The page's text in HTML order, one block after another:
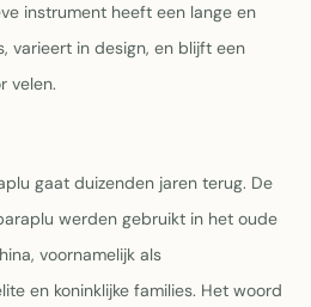
instrument heeft een lange en
varieert in design, en blijft een
velen.
gaat duizenden jaren terug. De
werden gebruikt in het oude
voornamelijk als
en koninklijke families. Het woord